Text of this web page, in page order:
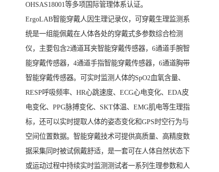
OHSAS18001等多项国际管理体系认证。
ErgoLAB智能穿戴人因生理记录仪，可穿戴生理监测系
统是一组能佩戴在人体各处的穿戴式多参数综合检测
仪，主要包含2通道耳夹智能穿戴传感器，6通道手腕智
能穿戴传感器，4通道手指智能穿戴传感器，6通道胸带
智能穿戴传感器。可实时监测人体的SpO2血氧含量、
RESP呼吸频率、HR心跳速度、ECG心电变化、EDA皮
电变化、PPG脉搏变化、SKT体温、EMG肌电等生理指
标，还可以实时提取人体的姿态变化和GPS时空行为与
空间位置数据。智能穿戴技术可提供高质量、高精度数
据采集同时被试佩戴舒适，是一套可在人体自然状态下
或运动过程中持续实时监测测试者一系列生理参数和人